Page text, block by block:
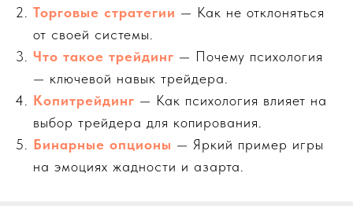
Торговые стратегии — Как не отклоняться
от своей системы.
Что такое трейдинг — Почему психология
— ключевой навык трейдера.
Копитрейдинг — Как психология влияет на
выбор трейдера для копирования.
Бинарные опционы — Яркий пример игры
на эмоциях жадности и азарта.